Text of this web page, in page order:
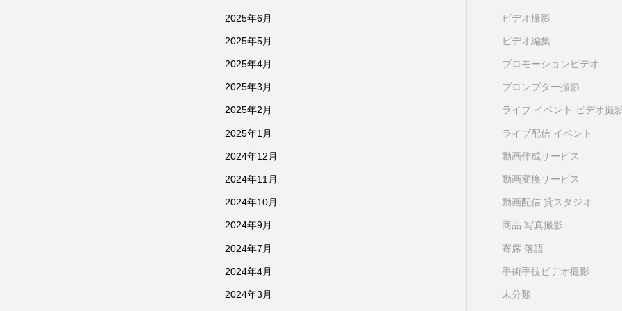
2025年6月
2025年5月
2025年4月
2025年3月
2025年2月
2025年1月
2024年12月
2024年11月
2024年10月
2024年9月
2024年7月
2024年4月
2024年3月
ビデオ撮影
ビデオ編集
プロモーションビデオ
プロンプター撮影
ライブ イベント ビデオ撮
ライブ配信 イベント
動画作成サービス
動画変換サービス
動画配信 貸スタジオ
商品 写真撮影
寄席 落語
手術手技ビデオ撮影
未分類